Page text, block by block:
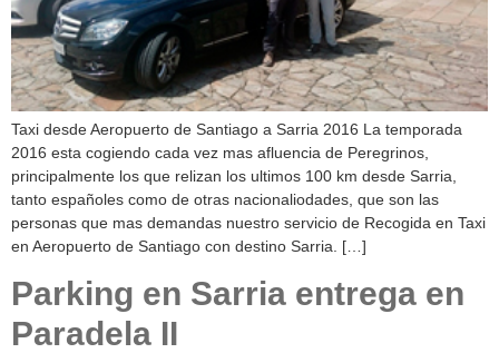
Taxi desde Aeropuerto de Santiago a Sarria 2016 La temporada
2016 esta cogiendo cada vez mas afluencia de Peregrinos,
principalmente los que relizan los ultimos 100 km desde Sarria,
tanto españoles como de otras nacionaliodades, que son las
personas que mas demandas nuestro servicio de Recogida en Taxi
en Aeropuerto de Santiago con destino Sarria. […]
Parking en Sarria entrega en
Paradela II